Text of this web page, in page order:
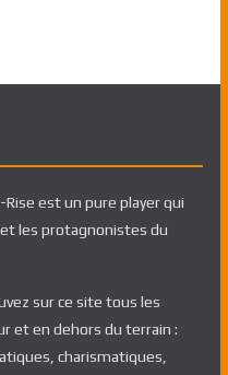
est un pure player qui
les protagnonistes du
sur ce site tous les
et en dehors du terrain :
charismatiques,